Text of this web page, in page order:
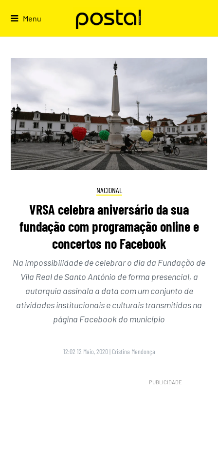
Menu
NACIONAL
VRSA celebra aniversário da sua
fundação com programação online e
concertos no Facebook
Na impossibilidade de celebrar o dia da Fundação de
Vila Real de Santo António de forma presencial, a
autarquia assinala a data com um conjunto de
atividades institucionais e culturais transmitidas na
página Facebook do município
12:02 12 Maio, 2020 | Cristina Mendonça